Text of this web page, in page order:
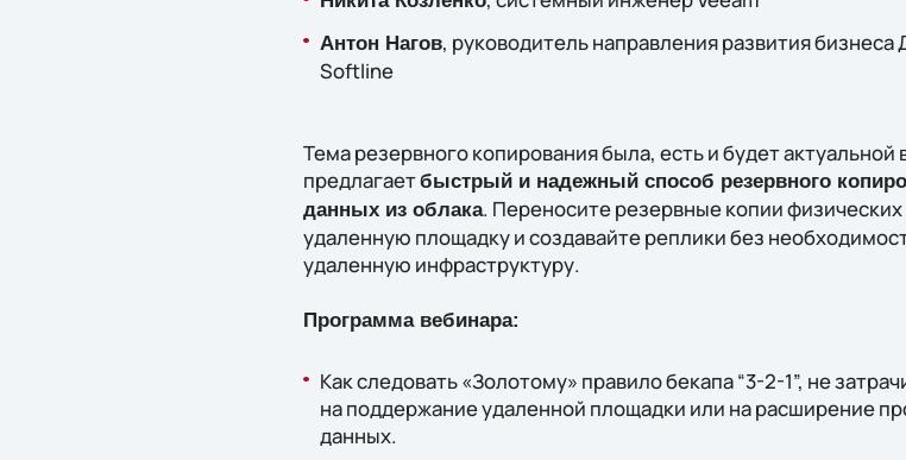
Антон Нагов, руководитель направления развития
Softline
Тема резервного копирования была, есть и будет
предлагаетбыстрый и надежный способ резервного
данных из облака. Переносите резервные копии
удаленную площадку и создавайте реплики без
удаленную инфраструктуру.
Программа вебинара:
Как следовать «Золотому» правило бекапа “3-2-1”, не
на поддержание удаленной площадки или на расширение
данных.